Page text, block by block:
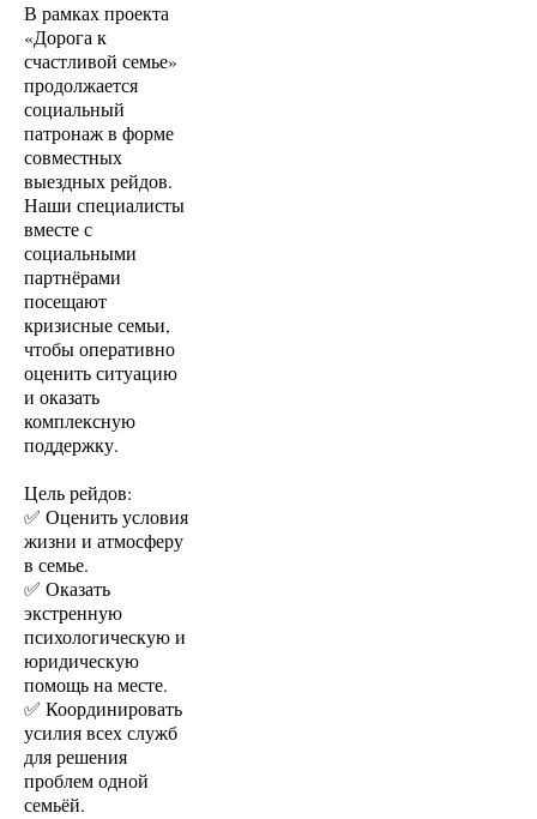
В рамках проекта
«Дорога к
счастливой семье»
продолжается
социальный
патронаж в форме
совместных
выездных рейдов.
Наши специалисты
вместе с
социальными
партнёрами
посещают
кризисные семьи,
чтобы оперативно
оценить ситуацию
и оказать
комплексную
поддержку.
Цель рейдов:
✅ Оценить условия
жизни и атмосферу
в семье.
✅ Оказать
экстренную
психологическую и
юридическую
помощь на месте.
✅ Координировать
усилия всех служб
для решения
проблем одной
семьёй.